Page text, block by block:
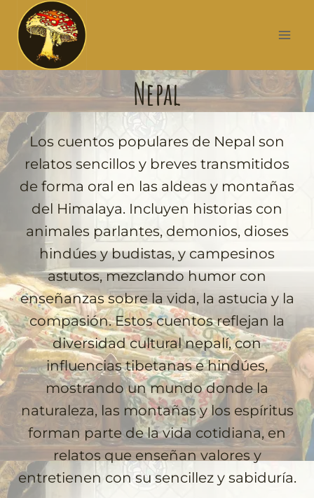
Nepal
Los cuentos populares de Nepal son
relatos sencillos y breves transmitidos
de forma oral en las aldeas y montañas
del Himalaya. Incluyen historias con
animales parlantes, demonios, dioses
hindúes y budistas, y campesinos
astutos, mezclando humor con
enseñanzas sobre la vida, la astucia y la
compasión. Estos cuentos reflejan la
diversidad cultural nepalí, con
influencias tibetanas e hindúes,
mostrando un mundo donde la
naturaleza, las montañas y los espíritus
forman parte de la vida cotidiana, en
relatos que enseñan valores y
entretienen con su sencillez y sabiduría.